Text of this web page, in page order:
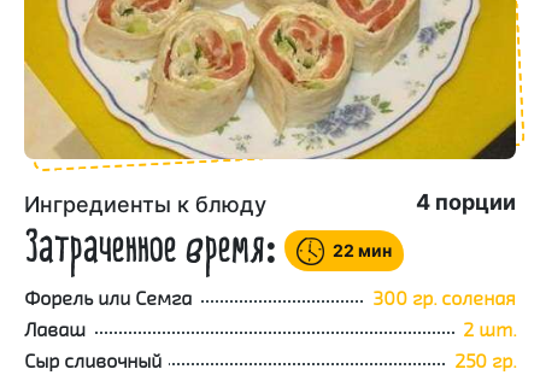
Ингредиенты к блюду 4 порции
Затраченное время: 22 мин
Форель или Семга
300 гр. соленая
Лаваш
2 шт.
Сыр сливочный
250 гр.